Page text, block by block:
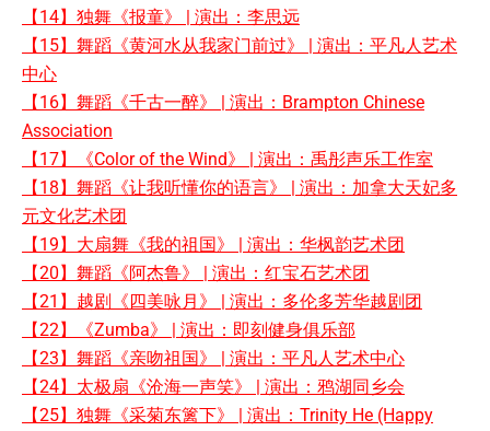
【14】独舞《报童》 | 演出：李思远
【15】舞蹈《黄河水从我家门前过》 | 演出：平凡人艺术
中心
【16】舞蹈《千古一醉》 | 演出：Brampton Chinese
Association
【17】《Color of the Wind》 | 演出：禹彤声乐工作室
【18】舞蹈《让我听懂你的语言》 | 演出：加拿大天妃多
元文化艺术团
【19】大扇舞《我的祖国》 | 演出：华枫韵艺术团
【20】舞蹈《阿杰鲁》 | 演出：红宝石艺术团
【21】越剧《四美咏月》 | 演出：多伦多芳华越剧团
【22】《Zumba》 | 演出：即刻健身俱乐部
【23】舞蹈《亲吻祖国》 | 演出：平凡人艺术中心
【24】太极扇《沧海一声笑》 | 演出：鸦湖同乡会
【25】独舞《采菊东篱下》 | 演出：Trinity He (Happy